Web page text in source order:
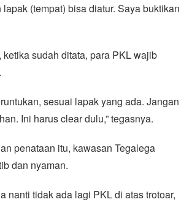
lapak (tempat) bisa diatur. Saya buktikan
ketika sudah ditata, para PKL wajib
sesuai lapak yang ada. Jangan
Ini harus clear dulu,” tegasnya.
penataan itu, kawasan Tegalega
dan nyaman.
nanti tidak ada lagi PKL di atas trotoar,